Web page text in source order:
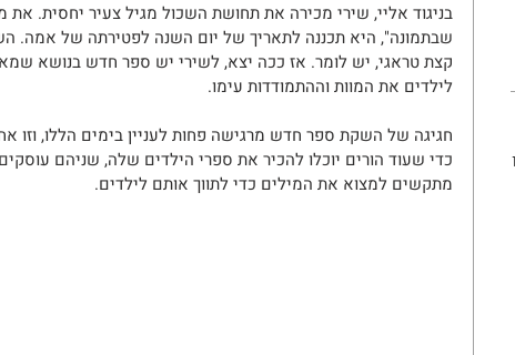
בניגוד אליי, שירי מכירה את תחושת השכול מגיל צעיר יחסית.
שבתמונה", היא תכננה לתאריך של יום השנה לפטירתה של אמה.
קצת טראגי, יש לומר. אז ככה יצא, לשירי יש ספר חדש בנושא
לילדים את המוות וההתמודדות עימו.
חגיגה של השקת ספר חדש מרגישה פחות לעניין בימים הללו, וזו
כדי שעוד הורים יוכלו להכיר את ספרי הילדים שלה, שניהם
מתקשים למצוא את המילים כדי לתווך אותם לילדים.